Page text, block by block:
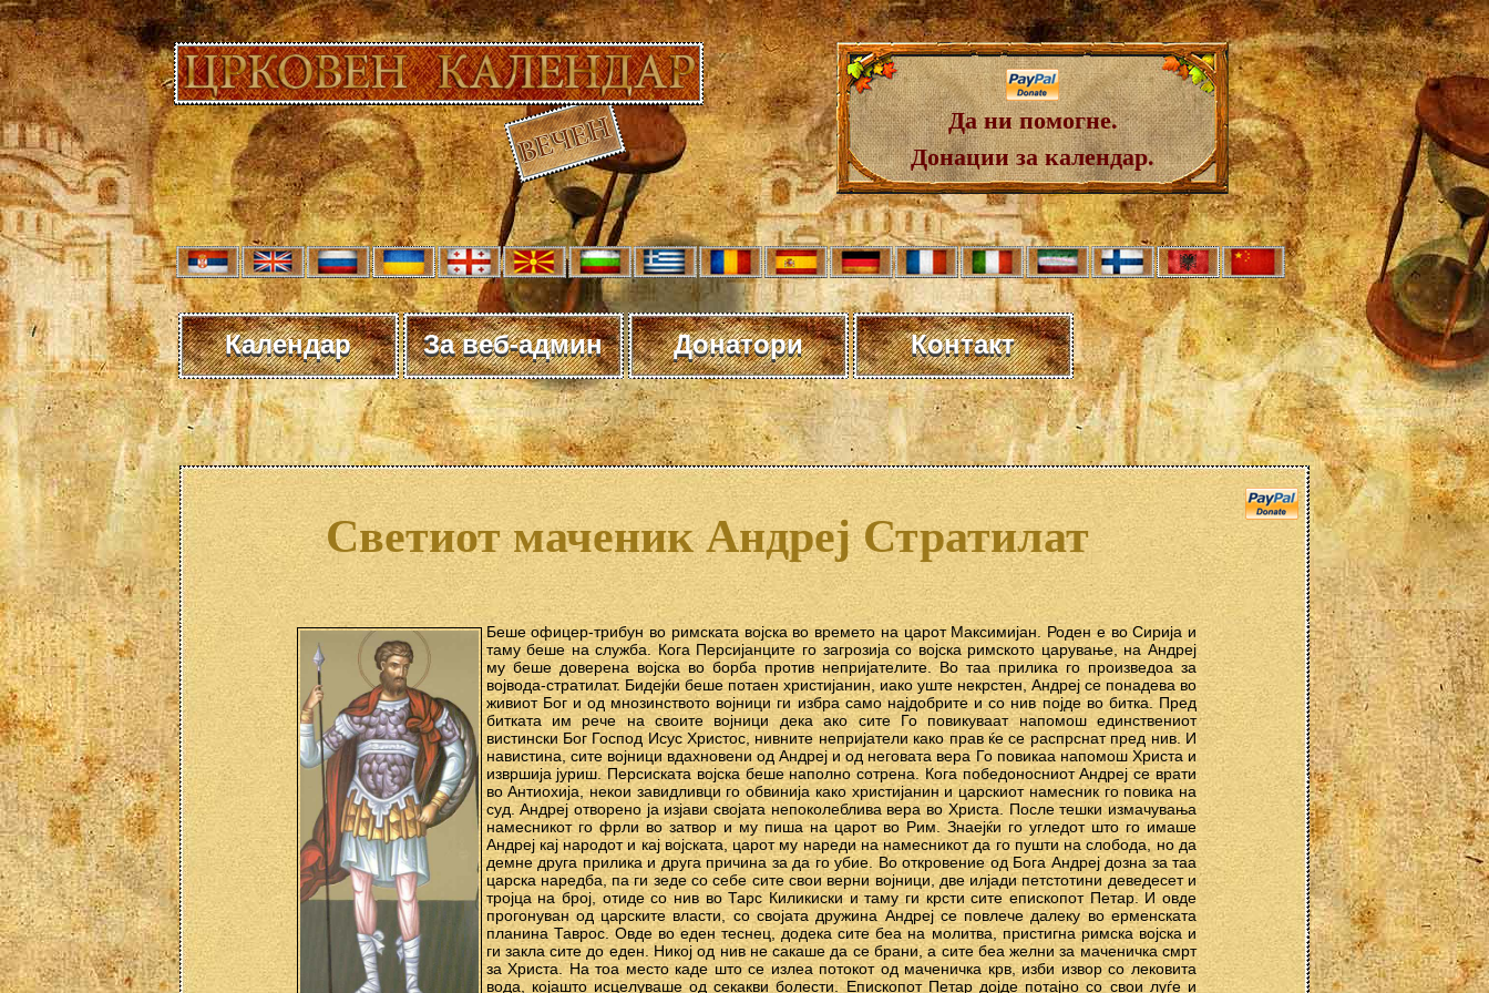
Да ни помогне.
Донации за календар.
Календар За веб-админ Донатори Контакт
Светиот маченик Андреј Стратилат
Беше офицер-трибун во римската војска во времето на царот Максимијан. Роден е во Сирија и
таму беше на служба. Кога Персијанците го загрозија со војска римското царување, на Андреј
му беше доверена војска во борба против непријателите. Во таа прилика го произведоа за
војвода-стратилат. Бидејќи беше потаен христијанин, иако уште некрстен, Андреј се понадева во
живиот Бог и од мнозинството војници ги избра само најдобрите и со нив појде во битка. Пред
битката им рече на своите војници дека ако сите Го повикуваат напомош единствениот
вистински Бог Господ Исус Христос, нивните непријатели како прав ќе се распрснат пред нив. И
навистина, сите војници вдахновени од Андреј и од неговата вера Го повикаа напомош Христа и
извршија јуриш. Персиската војска беше наполно сотрена. Кога победоносниот Андреј се врати
во Антиохија, некои завидливци го обвинија како христијанин и царскиот намесник го повика на
суд. Андреј отворено ја изјави својата непоколеблива вера во Христа. После тешки измачувања
намесникот го фрли во затвор и му пиша на царот во Рим. Знаејќи го угледот што го имаше
Андреј кај народот и кај војската, царот му нареди на намесникот да го пушти на слобода, но да
демне друга прилика и друга причина за да го убие. Во откровение од Бога Андреј дозна за таа
царска наредба, па ги зеде со себе сите свои верни војници, две илјади петстотини деведесет и
тројца на број, отиде со нив во Тарс Киликиски и таму ги крсти сите епископот Петар. И овде
прогонуван од царските власти, со својата дружина Андреј се повлече далеку во ерменската
планина Таврос. Овде во еден теснец, додека сите беа на молитва, пристигна римска војска и
ги закла сите до еден. Никој од нив не сакаше да се брани, а сите беа желни за маченичка смрт
за Христа. На тоа место каде што се излеа потокот од маченичка крв, изби извор со лековита
вода, којашто исцелуваше од секакви болести. Епископот Петар дојде потајно со свои луѓе и